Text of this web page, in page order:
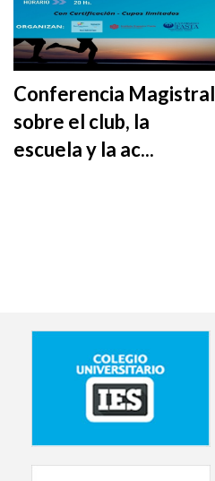
Conferencia Magistral
sobre el club, la
escuela y la ac...